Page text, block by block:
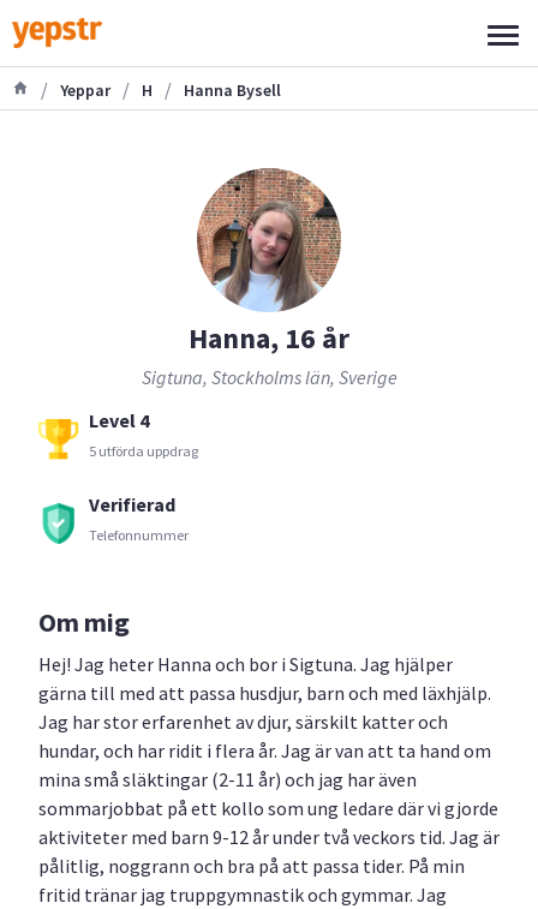
/ Yeppar / H / Hanna Bysell
Hanna, 16 år
Sigtuna, Stockholms län, Sverige
Level 4
5 utförda uppdrag
Verifierad
Telefonnummer
Om mig
Hej! Jag heter Hanna och bor i Sigtuna. Jag hjälper
gärna till med att passa husdjur, barn och med läxhjälp.
Jag har stor erfarenhet av djur, särskilt katter och
hundar, och har ridit i flera år. Jag är van att ta hand om
mina små släktingar (2-11 år) och jag har även
sommarjobbat på ett kollo som ung ledare där vi gjorde
aktiviteter med barn 9-12 år under två veckors tid. Jag är
pålitlig, noggrann och bra på att passa tider. På min
fritid tränar jag truppgymnastik och gymmar. Jag